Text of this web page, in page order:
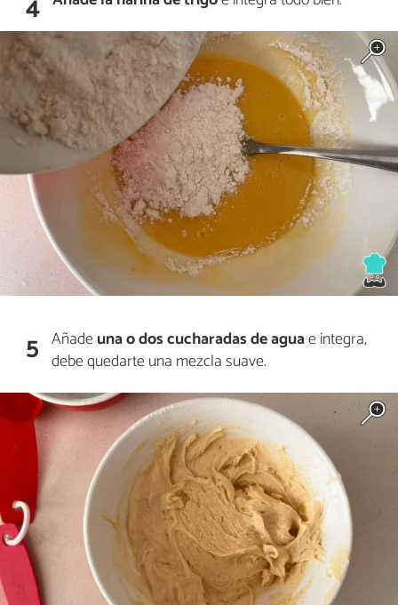
5 Añadeuna o dos cucharadas de aguae integra,
debe quedarte una mezcla suave.